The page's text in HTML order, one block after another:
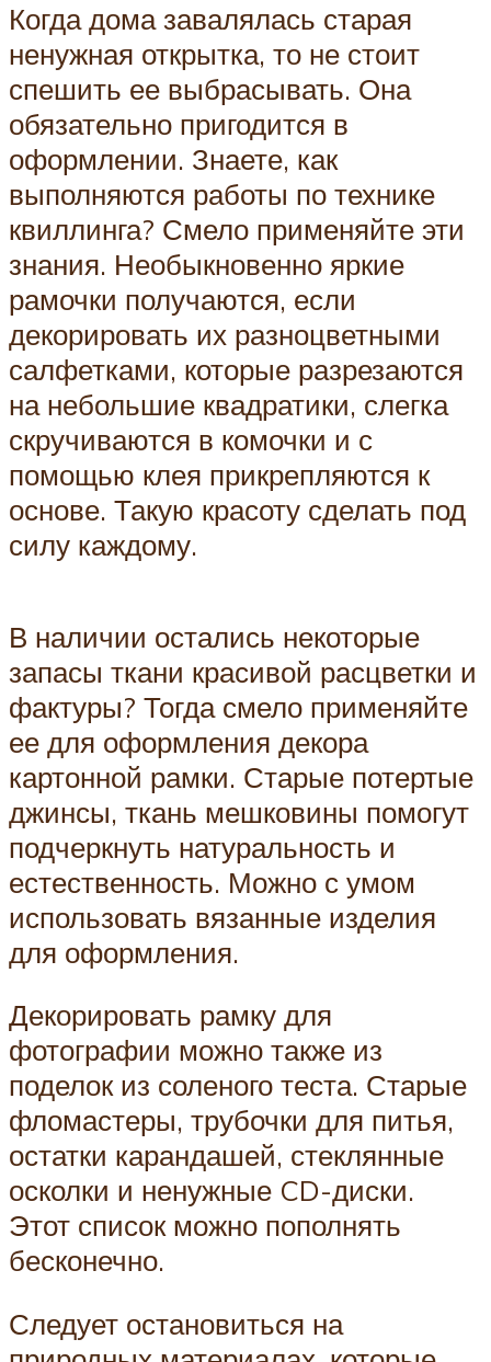
Когда дома завалялась старая
ненужная открытка, то не стоит
спешить ее выбрасывать. Она
обязательно пригодится в
оформлении. Знаете, как
выполняются работы по технике
квиллинга? Смело применяйте эти
знания. Необыкновенно яркие
рамочки получаются, если
декорировать их разноцветными
салфетками, которые разрезаются
на небольшие квадратики, слегка
скручиваются в комочки и с
помощью клея прикрепляются к
основе. Такую красоту сделать под
силу каждому.
В наличии остались некоторые
запасы ткани красивой расцветки и
фактуры? Тогда смело применяйте
ее для оформления декора
картонной рамки. Старые потертые
джинсы, ткань мешковины помогут
подчеркнуть натуральность и
естественность. Можно с умом
использовать вязанные изделия
для оформления.
Декорировать рамку для
фотографии можно также из
поделок из соленого теста. Старые
фломастеры, трубочки для питья,
остатки карандашей, стеклянные
осколки и ненужные CD-диски.
Этот список можно пополнять
бесконечно.
Следует остановиться на